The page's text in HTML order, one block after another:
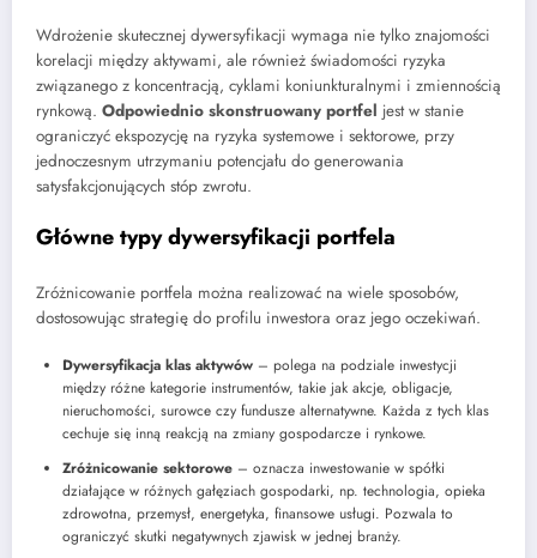
Wdrożenie skutecznej dywersyfikacji wymaga nie tylko znajomości
korelacji między aktywami, ale również świadomości ryzyka
związanego z koncentracją, cyklami koniunkturalnymi i zmiennością
rynkową. Odpowiednio skonstruowany portfel jest w stanie
ograniczyć ekspozycję na ryzyka systemowe i sektorowe, przy
jednoczesnym utrzymaniu potencjału do generowania
satysfakcjonujących stóp zwrotu.
Główne typy dywersyfikacji portfela
Zróżnicowanie portfela można realizować na wiele sposobów,
dostosowując strategię do profilu inwestora oraz jego oczekiwań.
Dywersyfikacja klas aktywów – polega na podziale inwestycji
między różne kategorie instrumentów, takie jak akcje, obligacje,
nieruchomości, surowce czy fundusze alternatywne. Każda z tych klas
cechuje się inną reakcją na zmiany gospodarcze i rynkowe.
Zróżnicowanie sektorowe – oznacza inwestowanie w spółki
działające w różnych gałęziach gospodarki, np. technologia, opieka
zdrowotna, przemysł, energetyka, finansowe usługi. Pozwala to
ograniczyć skutki negatywnych zjawisk w jednej branży.